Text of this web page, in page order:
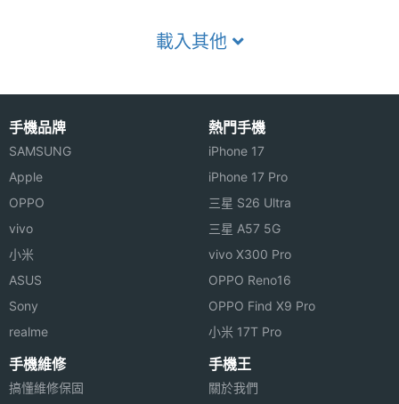
載入其他
手機品牌
SAMSUNG
Apple
OPPO
vivo
小米
ASUS
Sony
realme
熱門手機
iPhone 17
iPhone 17 Pro
三星 S26 Ultra
三星 A57 5G
vivo X300 Pro
OPPO Reno16
OPPO Find X9 Pro
小米 17T Pro
手機維修
搞懂維修保固
手機王
關於我們